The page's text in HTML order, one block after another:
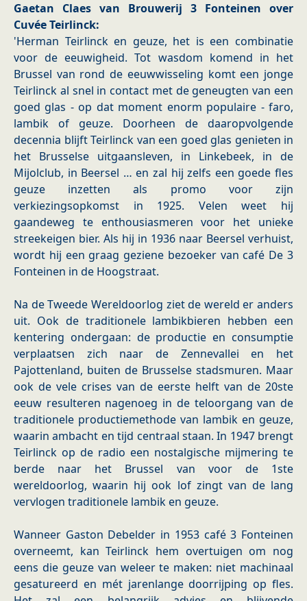
Gaetan Claes van Brouwerij 3 Fonteinen over
Cuvée Teirlinck:
'Herman Teirlinck en geuze, het is een combinatie
voor de eeuwigheid. Tot wasdom komend in het
Brussel van rond de eeuwwisseling komt een jonge
Teirlinck al snel in contact met de geneugten van een
goed glas - op dat moment enorm populaire - faro,
lambik of geuze. Doorheen de daaropvolgende
decennia blijft Teirlinck van een goed glas genieten in
het Brusselse uitgaansleven, in Linkebeek, in de
Mijolclub, in Beersel … en zal hij zelfs een goede fles
geuze inzetten als promo voor zijn
verkiezingsopkomst in 1925. Velen weet hij
gaandeweg te enthousiasmeren voor het unieke
streekeigen bier. Als hij in 1936 naar Beersel verhuist,
wordt hij een graag geziene bezoeker van café De 3
Fonteinen in de Hoogstraat.
Na de Tweede Wereldoorlog ziet de wereld er anders
uit. Ook de traditionele lambikbieren hebben een
kentering ondergaan: de productie en consumptie
verplaatsen zich naar de Zennevallei en het
Pajottenland, buiten de Brusselse stadsmuren. Maar
ook de vele crises van de eerste helft van de 20ste
eeuw resulteren nagenoeg in de teloorgang van de
traditionele productiemethode van lambik en geuze,
waarin ambacht en tijd centraal staan. In 1947 brengt
Teirlinck op de radio een nostalgische mijmering te
berde naar het Brussel van voor de 1ste
wereldoorlog, waarin hij ook lof zingt van de lang
vervlogen traditionele lambik en geuze.
Wanneer Gaston Debelder in 1953 café 3 Fonteinen
overneemt, kan Teirlinck hem overtuigen om nog
eens die geuze van weleer te maken: niet machinaal
gesatureerd en mét jarenlange doorrijping op fles.